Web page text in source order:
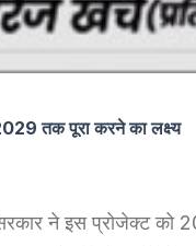
तक पूरा करने का लक्ष्य
ने इस प्रोजेक्ट को